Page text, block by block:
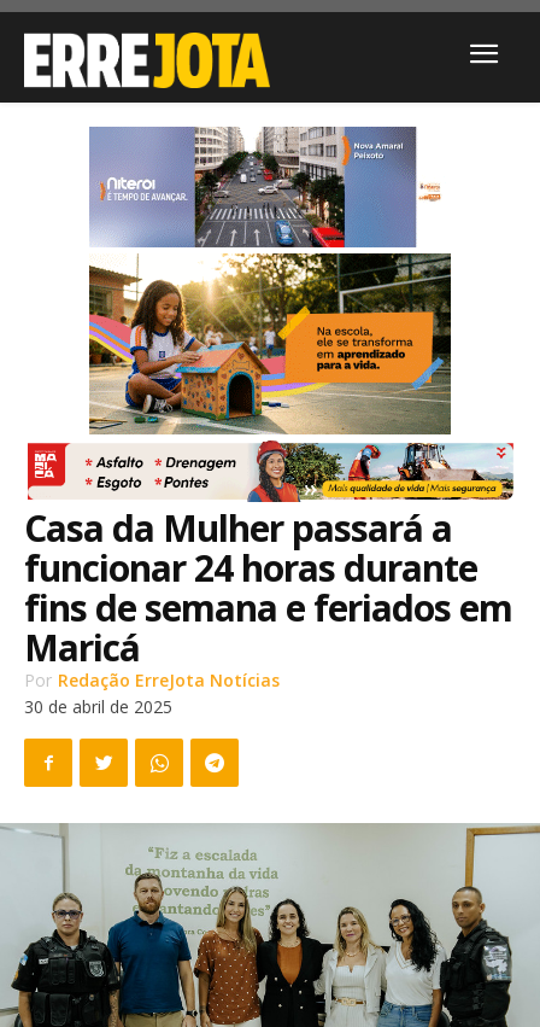
Casa da Mulher passará a
funcionar 24 horas durante
fins de semana e feriados em
Maricá
Por Redação ErreJota Notícias
30 de abril de 2025